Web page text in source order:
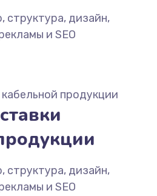
структура, дизайн,
и SEO
структура, дизайн,
и SEO